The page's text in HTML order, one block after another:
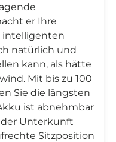
er Ihre
intelligenten
natürlich und
kann, als hätte
Mit bis zu 100
Sie die längsten
ist abnehmbar
Unterkunft
Sitzposition